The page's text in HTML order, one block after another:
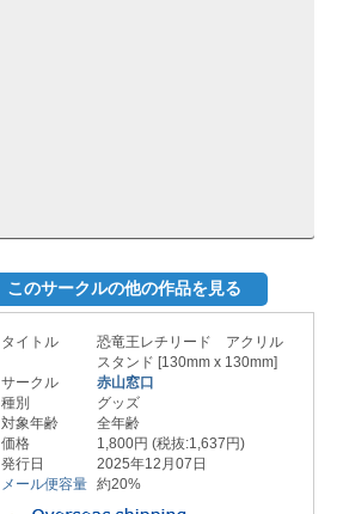
このサークルの他の作品を見る
タイトル
恐竜王レチリード アクリル
スタンド [130mm x 130mm]
サークル
赤山窓口
種別
グッズ
対象年齢
全年齢
価格
1,800円 (税抜:1,637円)
発行日
2025年12月07日
メール便容量 約20%